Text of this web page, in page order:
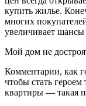
купить жилье.
многих
увеличивает
Мой дом не
Комментарии, как
чтобы стать героем
квартиры — такая